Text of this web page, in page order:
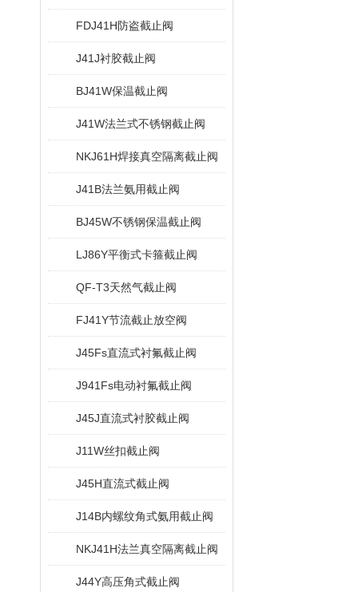
FDJ41H防盗截止阀
J41J衬胶截止阀
BJ41W保温截止阀
J41W法兰式不锈钢截止阀
NKJ61H焊接真空隔离截止阀
J41B法兰氨用截止阀
BJ45W不锈钢保温截止阀
LJ86Y平衡式卡箍截止阀
QF-T3天然气截止阀
FJ41Y节流截止放空阀
J45Fs直流式衬氟截止阀
J941Fs电动衬氟截止阀
J45J直流式衬胶截止阀
J11W丝扣截止阀
J45H直流式截止阀
J14B内螺纹角式氨用截止阀
NKJ41H法兰真空隔离截止阀
J44Y高压角式截止阀